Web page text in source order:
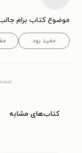
موضوع کتاب برام
مفید بود
کتاب‌های مشابه